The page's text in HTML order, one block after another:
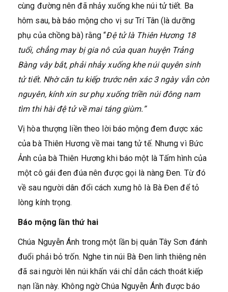
cùng đường nên đã nhảy xuống khe núi tử tiết. Ba
hôm sau, bà báo mộng cho vị sư Trí Tân (là dưỡng
phụ của chồng bà) rằng “Đệ tử là Thiên Hương 18
tuổi, chẳng may bị gia nô của quan huyện Trảng
Bàng vây bắt, phải nhảy xuống khe núi quyên sinh
tử tiết. Nhờ căn tu kiếp trước nên xác 3 ngày vẫn còn
nguyên, kính xin sư phụ xuống triền núi đông nam
tìm thi hài đệ tử về mai táng giùm.”
Vị hòa thượng liền theo lời báo mộng đem được xác
của bà Thiên Hương về mai tang tử tế. Nhưng vì Bức
Ảnh của bà Thiên Hương khi báo một là Tấm hình của
một cô gái đen đúa nên được gọi là nàng Đen. Từ đó
về sau người dân đổi cách xưng hô là Bà Đen để tỏ
lòng kính trọng.
Báo mộng lần thứ hai
Chúa Nguyễn Ánh trong một lần bị quân Tây Sơn đánh
đuổi phải bỏ trốn. Nghe tin núi Bà Đen linh thiêng nên
đã sai người lên núi khấn vái chỉ dẫn cách thoát kiếp
nạn lần này. Không ngờ Chúa Nguyễn Ánh được báo